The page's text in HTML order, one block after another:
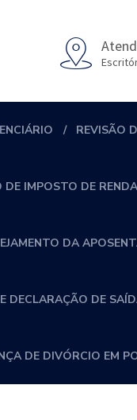
REVISÃO
DE IMPOSTO DE
DA
DECLARAÇÃO DE
DE DIVÓRCIO EM